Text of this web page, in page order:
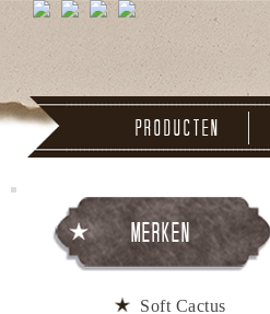
Producten
Merken
Soft Cactus